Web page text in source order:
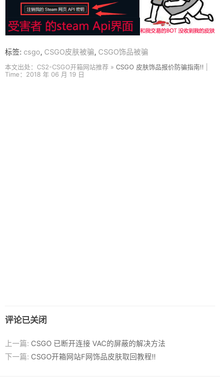
标签: csgo, CSGO皮肤被骗, CSGO饰品被骗
本文出处：CS2-CSGO开箱网站推荐 » CSGO 皮肤饰品报价防骗指南!!
Time：2018 年 06 月 19 日
评论已关闭
上一篇: CSGO 已断开连接 VAC的屏蔽的解决方法
下一篇: CSGO开箱网站F网饰品皮肤取回教程!!